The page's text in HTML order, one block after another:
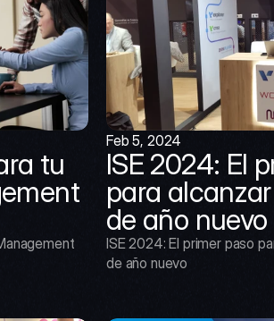
tu
Feb 5, 2024
ISE 2024: El
para
de año nuevo
ISE 2024: El primer paso
de año nuevo